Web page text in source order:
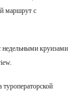
маршрут с
недельными круизами
туроператорской